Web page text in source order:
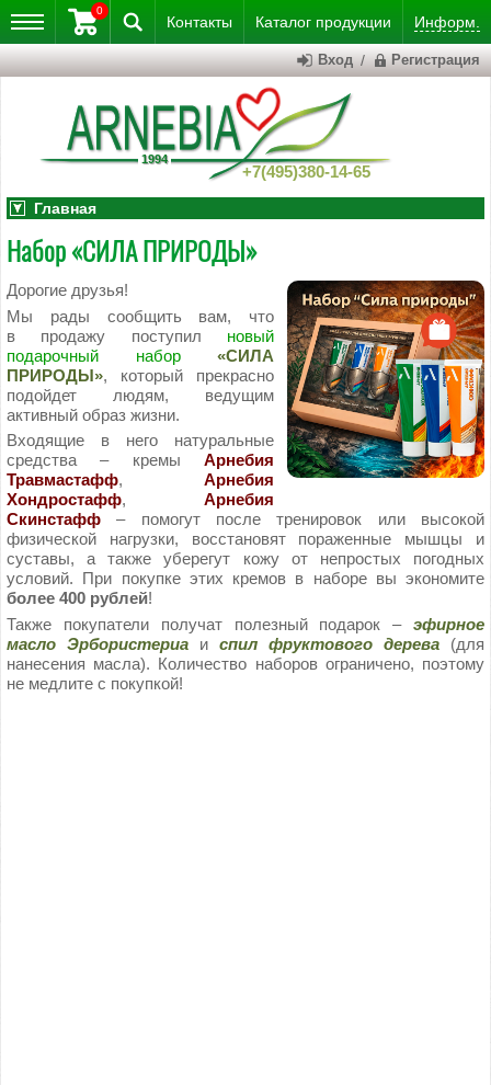
Контакты Каталог продукции Информ.
+7(495)380-14-65
0
Вход / Регистрация
Главная
Набор «СИЛА ПРИРОДЫ»
Дорогие друзья!
Мы рады сообщить вам, что
в продажу поступил новый
подарочный набор
«СИЛА
ПРИРОДЫ», который прекрасно
подойдет людям, ведущим
активный образ жизни.
Входящие в него натуральные
средства – кремы Арнебия
Травмастафф, Арнебия
Хондростафф, Арнебия
Скинстафф – помогут после тренировок или высокой
физической нагрузки, восстановят пораженные мышцы и
суставы, а также уберегут кожу от непростых погодных
условий. При покупке этих кремов в наборе вы экономите
более 400 рублей!
Также покупатели получат полезный подарок – эфирное
масло Эрбористериа и спил фруктового дерева (для
нанесения масла). Количество наборов ограничено, поэтому
не медлите с покупкой!